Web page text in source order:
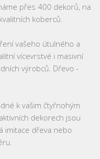
přes 400 dekorů, na
koberců.
vašeho útulného a
vícevrstvé i masivní
výrobců. Dřevo -
k vašim čtyřnohým
dekorech jsou
imitace dřeva nebo